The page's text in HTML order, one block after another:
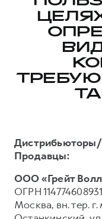
Тест-драйв
Трейд-ин
КРЕДИТ И
Кредитный
Для малого
Корпоративным
СЕРВИСНОЕ
Нулевое ТО
Программа
Регламенты
Электронный
GWM
Гарантия HAVAL
Мобильное
Программа
О дилере
Наша команда
Продавцы:
ООО «Грейт
ОГРН
Москва, вн. тер.